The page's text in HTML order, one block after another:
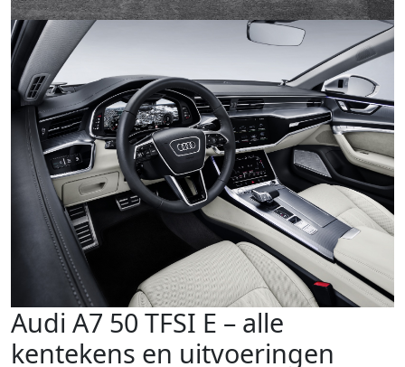
Audi A7 50 TFSI E – alle
kentekens en uitvoeringen